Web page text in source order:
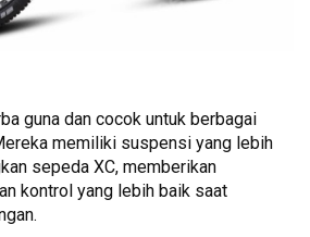
guna dan cocok untuk berbagai
memiliki suspensi yang lebih
sepeda XC, memberikan
kontrol yang lebih baik saat